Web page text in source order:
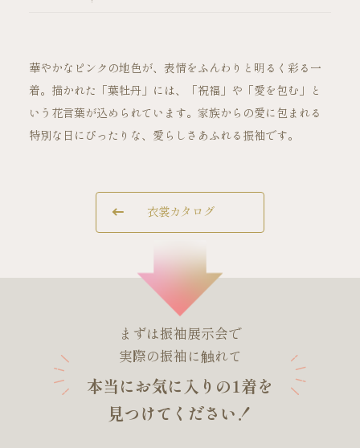
ご試着・見学予約
華やかなピンクの地色が、表情をふんわりと明るく彩る一
着。描かれた「葉牡丹」には、「祝福」や「愛を包む」と
いう花言葉が込められています。家族からの愛に包まれる
特別な日にぴったりな、愛らしさあふれる振袖です。
衣裳カタログ
まずは振袖展示会で
実際の振袖に触れて
本当にお気に入りの1着を
見つけてください！